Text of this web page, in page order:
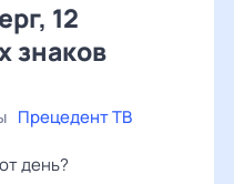
12
знаков
Прецедент ТВ
день?